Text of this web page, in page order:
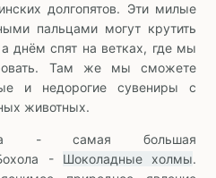
долгопятов. Эти милые
пальцами могут крутить
днём спят на ветках, где мы
Там же мы сможете
и недорогие сувениры с
животных.
- самая большая
- Шоколадные холмы.